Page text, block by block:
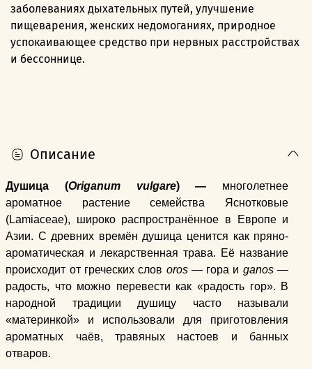
заболеваниях дыхательных путей, улучшение
пищеварения, женских недомоганиях, природное
успокаивающее средство при нервных расстройствах
и бессоннице.
Описание
Душица (Origanum vulgare) — многолетнее
ароматное растение семейства Яснотковые
(Lamiaceae), широко распространённое в Европе и
Азии. С древних времён душица ценится как пряно-
ароматическая и лекарственная трава. Её название
происходит от греческих слов oros— гора и ganos—
радость, что можно перевести как «радость гор». В
народной традиции душицу часто называли
«материнкой» и использовали для приготовления
ароматных чаёв, травяных настоев и банных
отваров.